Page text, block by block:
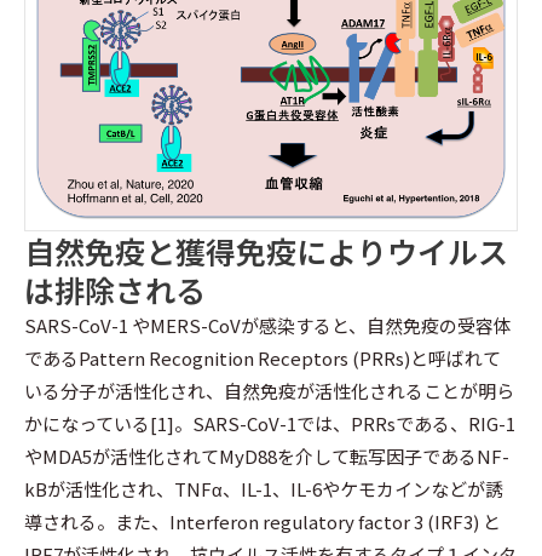
自然免疫と獲得免疫によりウイルス
は排除される
SARS-CoV-1 やMERS-CoVが感染すると、自然免疫の受容体
であるPattern Recognition Receptors (PRRs)と呼ばれて
いる分子が活性化され、自然免疫が活性化されることが明ら
かになっている[1]。SARS-CoV-1では、PRRsである、RIG-1
やMDA5が活性化されてMyD88を介して転写因子であるNF-
kBが活性化され、TNFα、IL-1、IL-6やケモカインなどが誘
導される。また、Interferon regulatory factor 3 (IRF3) と